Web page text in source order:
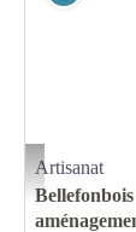
Légende photo
Artisanat